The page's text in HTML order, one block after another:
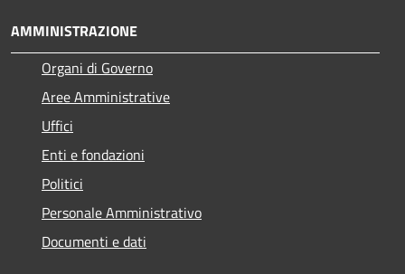
AMMINISTRAZIONE
Organi di Governo
Aree Amministrative
Uffici
Enti e fondazioni
Politici
Personale Amministrativo
Documenti e dati